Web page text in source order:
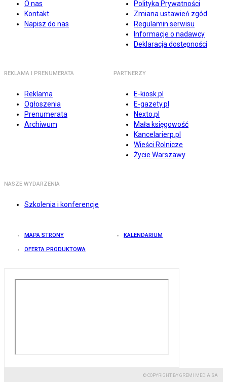
O nas
Kontakt
Napisz do nas
Polityka Prywatności
Zmiana ustawień zgód
Regulamin serwisu
Informacje o nadawcy
Deklaracja dostępności
REKLAMA I PRENUMERATA
Reklama
Ogłoszenia
Prenumerata
Archiwum
PARTNERZY
E-kiosk.pl
E-gazety.pl
Nexto.pl
Mała księgowość
Kancelarierp.pl
Wieści Rolnicze
Życie Warszawy
NASZE WYDARZENIA
Szkolenia i konferencje
MAPA STRONY KALENDARIUM
OFERTA PRODUKTOWA
© COPYRIGHT BY GREMI MEDIA SA